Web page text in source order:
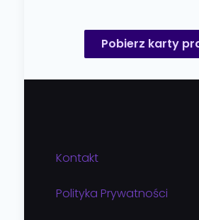
Pobierz karty
Kontakt
Polityka Prywatności